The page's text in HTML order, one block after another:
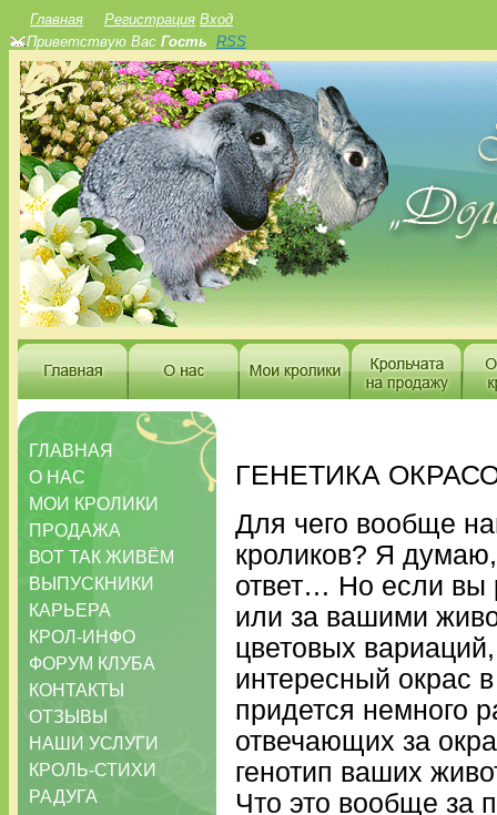
Главная Регистрация Вход
Приветствую Вас Гость RSS
ГЛАВНАЯ
О НАС
МОИ КРОЛИКИ
ПРОДАЖА
ВОТ ТАК ЖИВЁМ
ВЫПУСКНИКИ
КАРЬЕРА
КРОЛ-ИНФО
ФОРУМ КЛУБА
КОНТАКТЫ
ОТЗЫВЫ
НАШИ УСЛУГИ
КРОЛЬ-СТИХИ
РАДУГА
ГЕНЕТИКА
Для чего вообще
кроликов? Я
ответ… Но если вы
или за вашими
цветовых
интересный окрас
придется немного
отвечающих за
генотип ваших
Что это вообще за